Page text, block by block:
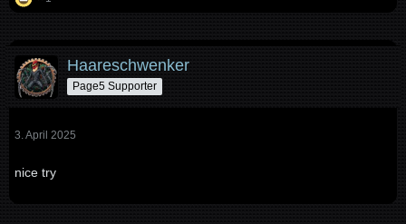
Haareschwenker
Page5 Supporter
3. April 2025
nice try